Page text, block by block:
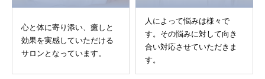
心と体に寄り添い、癒しと
効果を実感していただける
サロンとなっています。
人によって悩みは様々で
す。その悩みに対して向き
合い対応させていただきま
す。